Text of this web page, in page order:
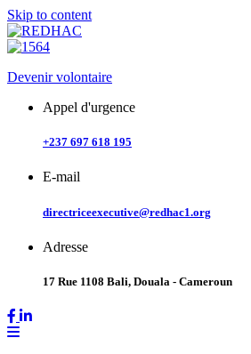
Skip to content
Devenir volontaire
Appel d'urgence
+237 697 618 195
E-mail
directriceexecutive@redhac1.org
Adresse
17 Rue 1108 Bali, Douala - Cameroun